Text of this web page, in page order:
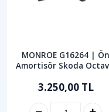
MONROE G16264 | Ön
Amortisör Skoda
3.250,00 TL